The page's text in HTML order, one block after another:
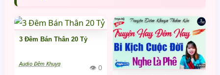
3 Đêm Bán Thân 20 Tỷ
Audio Đêm Khuya 👁 0